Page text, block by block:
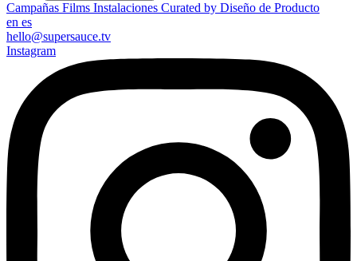
Campañas Films Instalaciones Curated by Diseño de Producto
en es
hello@supersauce.tv
Instagram